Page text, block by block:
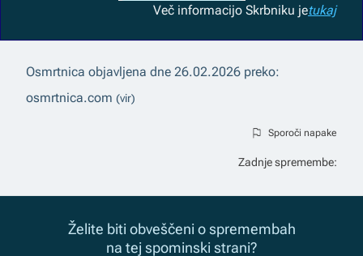
Več informacijo Skrbniku jetukaj
Osmrtnica objavljena dne 26.02.2026 preko:
osmrtnica.com (vir)
Sporoči napake
Zadnje spremembe:
Želite biti obveščeni o spremembah
na tej spominski strani?